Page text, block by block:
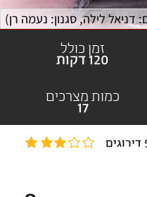
דניאל לילה, סגנון: נעמה רן)
זמן כולל
120 דקות
כמות מצרכים
17